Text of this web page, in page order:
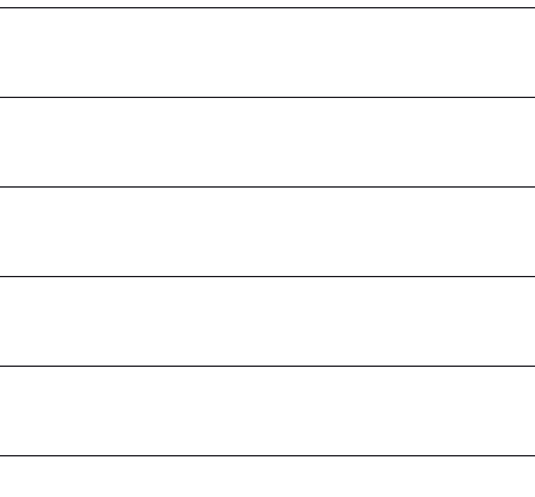
Molise
Veneto
Larnaka
Mount Lebanon Governorate
Sabah
Port Region